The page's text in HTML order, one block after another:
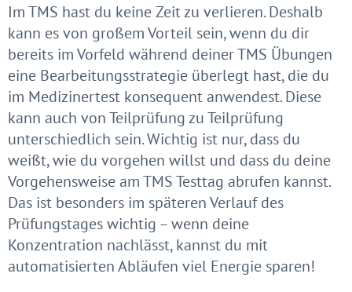
Im TMS hast du keine Zeit zu verlieren. Deshalb
kann es von großem Vorteil sein, wenn du dir
bereits im Vorfeld während deiner TMS Übungen
eine Bearbeitungsstrategie überlegt hast, die du
im Medizinertest konsequent anwendest. Diese
kann auch von Teilprüfung zu Teilprüfung
unterschiedlich sein. Wichtig ist nur, dass du
weißt, wie du vorgehen willst und dass du deine
Vorgehensweise am TMS Testtag abrufen kannst.
Das ist besonders im späteren Verlauf des
Prüfungstages wichtig – wenn deine
Konzentration nachlässt, kannst du mit
automatisierten Abläufen viel Energie sparen!